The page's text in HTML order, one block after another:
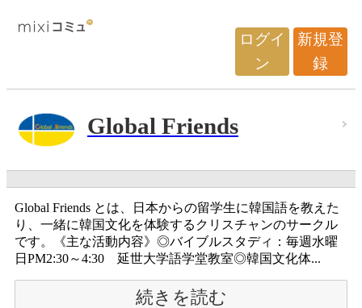
ログイ
ン
新規登
録
Global Friends
Global Friends とは、日本からの留学生に韓国語を教えた
り、一緒に韓国文化を体験するクリスチャンのサークル
です。《主な活動内容》◎バイブルスタディ：毎週水曜
日PM2:30～4:30 延世大学語学堂教室◎韓国文化体...
続きを読む